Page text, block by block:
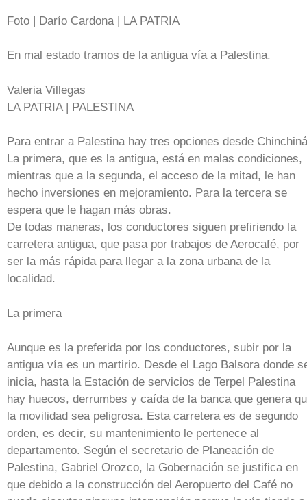
Foto | Darío Cardona | LA PATRIA
En mal estado tramos de la antigua vía a Palestina.
Valeria Villegas
LA PATRIA | PALESTINA
Para entrar a Palestina hay tres opciones desde
La primera, que es la antigua, está en malas condiciones,
mientras que a la segunda, el acceso de la mitad, le han
hecho inversiones en mejoramiento. Para la tercera se
espera que le hagan más obras.
De todas maneras, los conductores siguen prefiriendo la
carretera antigua, que pasa por trabajos de Aerocafé, por
ser la más rápida para llegar a la zona urbana de la
localidad.
La primera
Aunque es la preferida por los conductores, subir por la
antigua vía es un martirio. Desde el Lago Balsora donde
inicia, hasta la Estación de servicios de Terpel Palestina
hay huecos, derrumbes y caída de la banca que genera
la movilidad sea peligrosa. Esta carretera es de segundo
orden, es decir, su mantenimiento le pertenece al
departamento. Según el secretario de Planeación de
Palestina, Gabriel Orozco, la Gobernación se justifica en
que debido a la construcción del Aeropuerto del Café no